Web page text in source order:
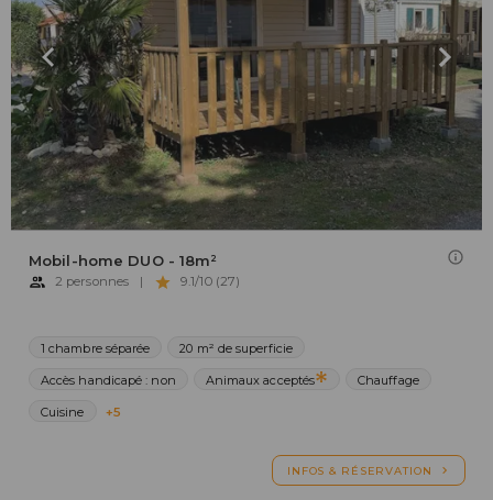
Mobil-home DUO - 18m²
2 personnes | 9.1/10 (27)
1 chambre séparée 20 m² de superficie
Accès handicapé : non Animaux acceptés Chauffage
Cuisine +5
INFOS & RÉSERVATION